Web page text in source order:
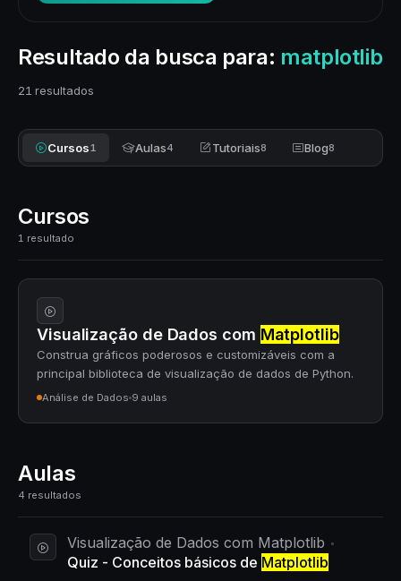
Resultado da busca para: matplotlib
21 resultados
Cursos1 Aulas4 Tutoriais8 Blog8
Cursos
1 resultado
Visualização de Dados com Matplotlib
Construa gráficos poderosos e customizáveis com a
principal biblioteca de visualização de dados de Python.
Análise de Dados 9 aulas
Aulas
4 resultados
Visualização de Dados com Matplotlib
Quiz - Conceitos básicos de Matplotlib